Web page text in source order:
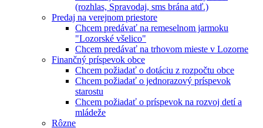
(rozhlas, Spravodaj, sms brána atď.)
Predaj na verejnom priestore
Chcem predávať na remeselnom jarmoku
"Lozorské všelico"
Chcem predávať na trhovom mieste v Lozorne
Finančný príspevok obce
Chcem požiadať o dotáciu z rozpočtu obce
Chcem požiadať o jednorazový príspevok
starostu
Chcem požiadať o príspevok na rozvoj detí a
mládeže
Rôzne